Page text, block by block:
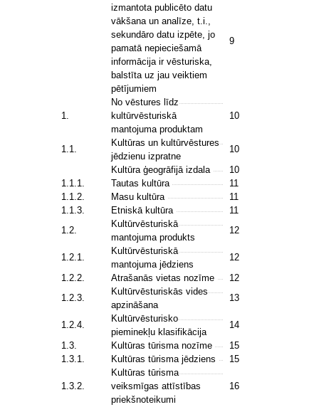
izmantota publicēto datu
vākšana un analīze, t.i.,
sekundāro datu izpēte, jo
pamatā nepieciešamā
informācija ir vēsturiska,
balstīta uz jau veiktiem
pētījumiem
9
1.
No vēstures līdz
kultūrvēsturiskā
mantojuma produktam
10
1.1.
Kultūras un kultūrvēstures
jēdzienu izpratne
10
Kultūra ģeogrāfijā izdala
10
1.1.1.
Tautas kultūra
11
1.1.2.
Masu kultūra
11
1.1.3.
Etniskā kultūra
11
1.2.
Kultūrvēsturiskā
mantojuma produkts
12
1.2.1.
Kultūrvēsturiskā
mantojuma jēdziens
12
1.2.2.
Atrašanās vietas nozīme
12
1.2.3.
Kultūrvēsturiskās vides
apzināšana
13
1.2.4.
Kultūrvēsturisko
pieminekļu klasifikācija
14
1.3.
Kultūras tūrisma nozīme
15
1.3.1.
Kultūras tūrisma jēdziens 15
1.3.2.
Kultūras tūrisma
veiksmīgas attīstības
priekšnoteikumi
16